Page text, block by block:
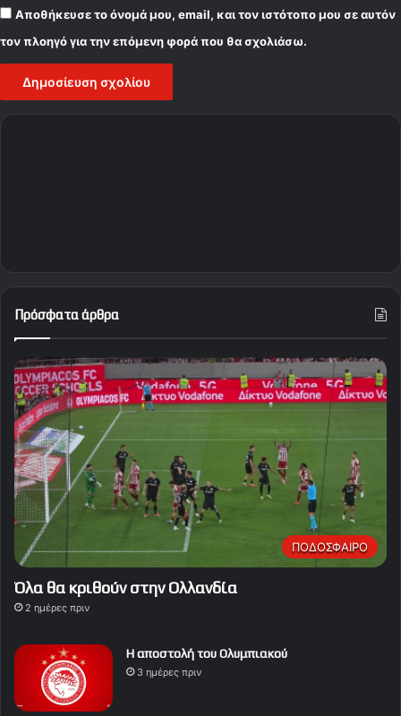
Αποθήκευσε το όνομά μου, email, και τον ιστότοπο μου σε αυτόν
τον πλοηγό για την επόμενη φορά που θα σχολιάσω.
Πρόσφατα άρθρα
ΠΟΔΟΣΦΑΙΡΟ
Όλα θα κριθούν στην Ολλανδία
2 ημέρες πριν
Η αποστολή του Ολυμπιακού
3 ημέρες πριν